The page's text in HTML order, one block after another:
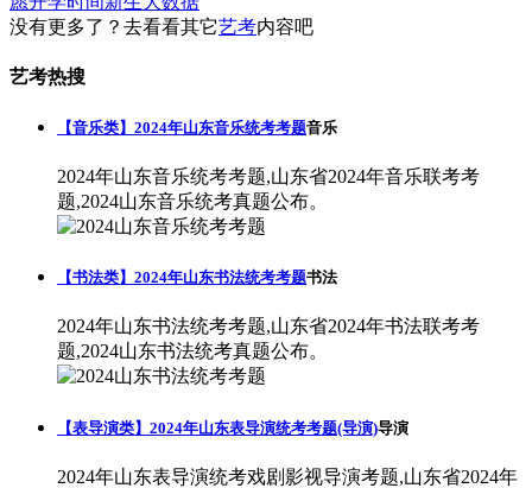
没有更多了？去看看其它艺考内容吧
艺考热搜
【音乐类】2024年山东音乐统考考题音乐
2024年山东音乐统考考题,山东省2024年音乐联考考
题,2024山东音乐统考真题公布。
【书法类】2024年山东书法统考考题书法
2024年山东书法统考考题,山东省2024年书法联考考
题,2024山东书法统考真题公布。
【表导演类】2024年山东表导演统考考题(导演)导演
2024年山东表导演统考戏剧影视导演考题,山东省2024年